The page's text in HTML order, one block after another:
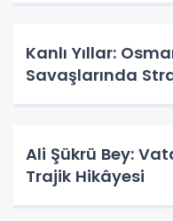
Kanlı Yıllar:
Savaşlarında
Ali Şükrü Bey:
Trajik Hikâyesi